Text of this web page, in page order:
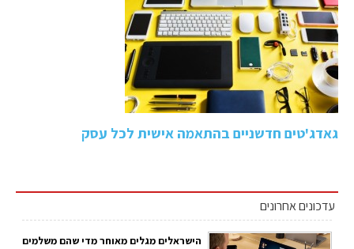
גאדג'טים חדשניים בהתאמה אישית לכל עסק
עדכונים אחרונים
הישראלים מגלים מאוחר מדי שהם משלמים